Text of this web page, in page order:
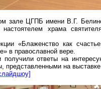
зале ЦГПБ имени В.Г.
настоятелем храма
«Блаженство как
в православной вере.
получили ответы на
представленными на